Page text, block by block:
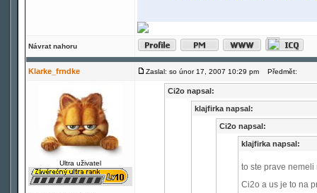
Návrat nahoru
Klarke_frndke Zaslal: so únor 17, 2007 10:29 pm Předmět:
Ultra uživatel
Ci2o napsal:
klajfirka napsal:
Ci2o napsal:
klajfirka napsal:
to ste prave nemeli
Ci2o a us je to na